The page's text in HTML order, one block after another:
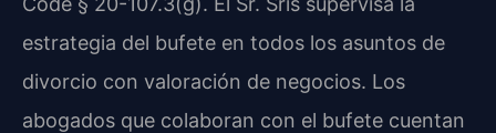
estrategia del bufete en todos los asuntos de
divorcio con valoración de negocios. Los
abogados que colaboran con el bufete cuentan